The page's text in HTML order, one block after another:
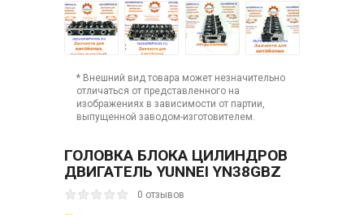
* Внешний вид товара может незначительно
отличаться от представленного на
изображениях в зависимости от партии,
выпущенной заводом-изготовителем.
ГОЛОВКА БЛОКА ЦИЛИНДРОВ
ДВИГАТЕЛЬ YUNNEI YN38GBZ
0 отзывов